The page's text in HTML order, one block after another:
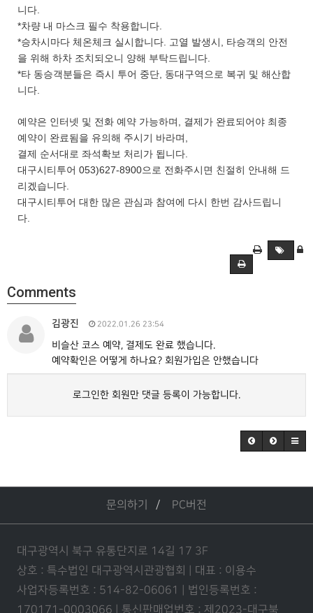
니다.
*차량 내 마스크 필수 착용합니다.
*승차시마다 체온체크 실시합니다. 고열 발생시, 타승객의 안전
을 위해 하차 조치되오니 양해 부탁드립니다.
*타 동승객분들은 즉시 투어 중단, 동대구역으로 복귀 및 해산합
니다.
예약은 인터넷 및 전화 예약 가능하며, 결제가 완료되어야 최종
예약이 완료됨을 유의해 주시기 바라며,
결제 순서대로 좌석확보 처리가 됩니다.
대구시티투어 053)627-8900으로 전화주시면 친절히 안내해 드
리겠습니다.
대구시티투어 대한 많은 관심과 참여에 다시 한번 감사드립니
다.
Comments
김광진 2022.01.26 23:54
비슬산 코스 예약, 결제도 완료 했습니다.
예약확인은 어떻게 하나요? 회원가입은 안했습니다
로그인한 회원만 댓글 등록이 가능합니다.
문의하기 PC버전
대구광역시 북구 유통단지로 14길 17 3F
상호 : 특수법인 대구광역시관광협회 | 대표 : 이용수
사업자등록번호 : 514-82-06061 | 법인등록번호 :
170171-0003066 | 통신판매업번호 : 제2023-대구북